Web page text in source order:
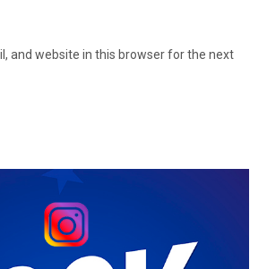
and website in this browser for the next